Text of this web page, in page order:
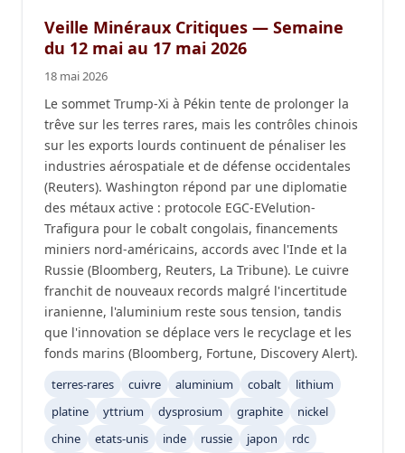
Veille Minéraux Critiques — Semaine
du 12 mai au 17 mai 2026
18 mai 2026
Le sommet Trump-Xi à Pékin tente de prolonger la
trêve sur les terres rares, mais les contrôles chinois
sur les exports lourds continuent de pénaliser les
industries aérospatiale et de défense occidentales
(Reuters). Washington répond par une diplomatie
des métaux active : protocole EGC-EVelution-
Trafigura pour le cobalt congolais, financements
miniers nord-américains, accords avec l'Inde et la
Russie (Bloomberg, Reuters, La Tribune). Le cuivre
franchit de nouveaux records malgré l'incertitude
iranienne, l'aluminium reste sous tension, tandis
que l'innovation se déplace vers le recyclage et les
fonds marins (Bloomberg, Fortune, Discovery Alert).
terres-rares cuivre aluminium cobalt
lithium
platine
yttrium dysprosium graphite
nickel
chine
etats-unis inde russie japon
rdc